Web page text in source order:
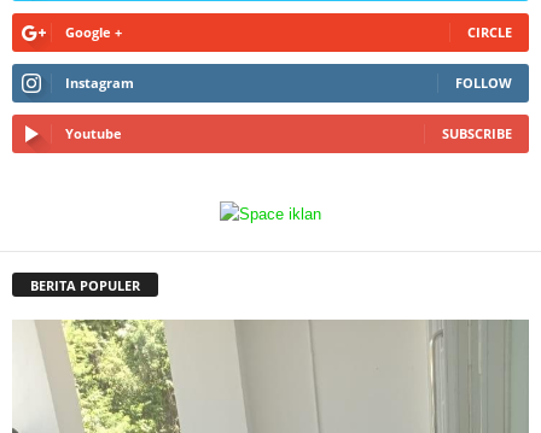
Google + CIRCLE
Instagram FOLLOW
Youtube SUBSCRIBE
BERITA POPULER